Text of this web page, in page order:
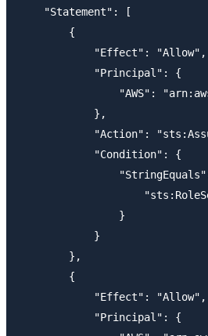
    "Statement": [
        {
            "Effect": "Allow",
            "Principal": {
"AWS":
            },
"Action":
            "Condition": {
                }
            }
        },
        {
            "Effect": "Allow",
            "Principal": {